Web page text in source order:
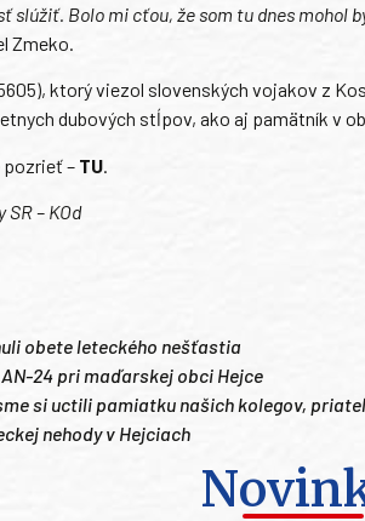
slúžiť. Bolo mi cťou, že som tu dnes mohol
Zmeko.
ktorý viezol slovenských vojakov z
dubových stĺpov, ako aj pamätník v
pozrieť – TU
– KOd
obete leteckého nešťastia
24 pri maďarskej obci Hejce
si uctili pamiatku našich kolegov,
nehody v Hejciach